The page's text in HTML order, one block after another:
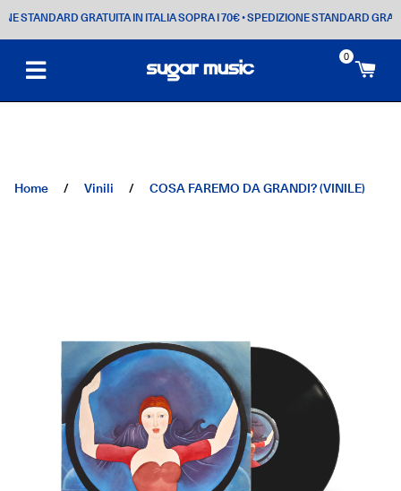
GRATUITA IN ITALIA SOPRA I 70€• SPEDIZIONE STANDARD
0
Home / Vinili / COSA FAREMO DA GRANDI? (VINILE)